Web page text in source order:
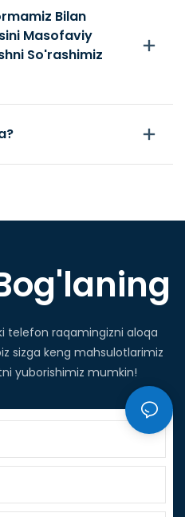
Bilan
Masofaviy
So'rashimiz
telefon raqamingizni aloqa
sizga keng mahsulotlarimiz
yuborishimiz mumkin!